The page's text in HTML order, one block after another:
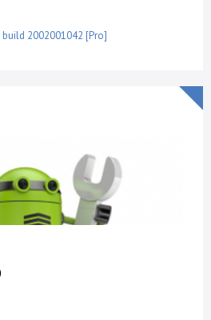
2002001042 [Pro]